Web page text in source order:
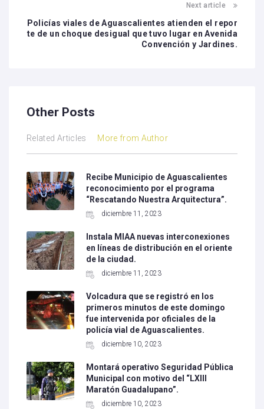
Next article
Policías viales de Aguascalientes atienden el repor
te de un choque desigual que tuvo lugar en Avenida
Convención y Jardines.
Other Posts
Related Articles More from Author
Recibe Municipio de Aguascalientes
reconocimiento por el programa
“Rescatando Nuestra Arquitectura”.
diciembre 11, 2023
Instala MIAA nuevas interconexiones
en líneas de distribución en el oriente
de la ciudad.
diciembre 11, 2023
Volcadura que se registró en los
primeros minutos de este domingo
fue intervenida por oficiales de la
policía vial de Aguascalientes.
diciembre 10, 2023
Montará operativo Seguridad Pública
Municipal con motivo del “LXIII
Maratón Guadalupano”.
diciembre 10, 2023